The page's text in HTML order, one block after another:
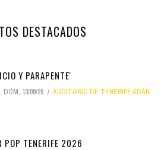
DESTACADOS
Y PARAPENTE'
DOM, 13/09/26
AUDITORIO DE TENERIFE ADÁN
POP TENERIFE 2026